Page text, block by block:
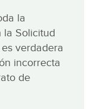
la
la Solicitud
verdadera
incorrecta
de